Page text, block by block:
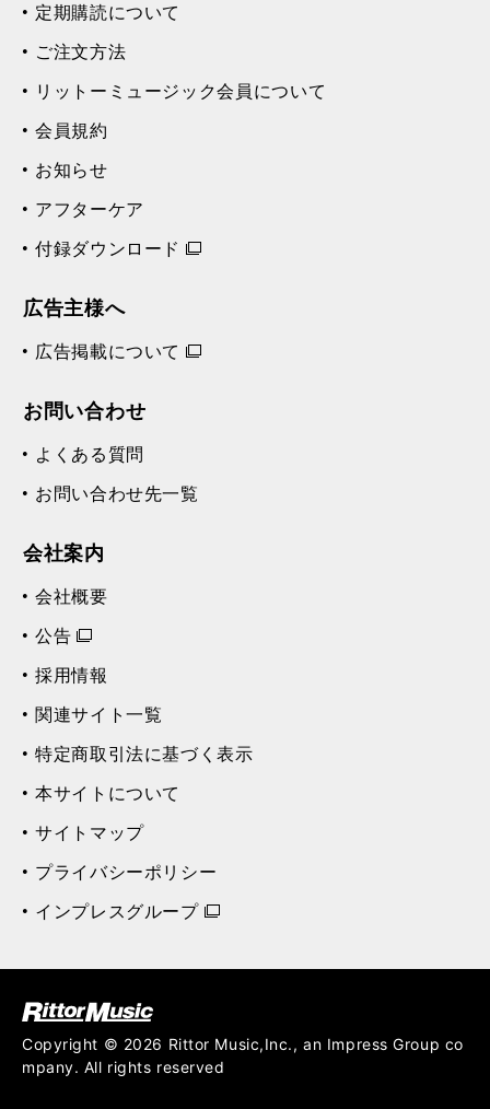
定期購読について
ご注文方法
リットーミュージック会員について
会員規約
お知らせ
アフターケア
付録ダウンロード
広告主様へ
広告掲載について
お問い合わせ
よくある質問
お問い合わせ先一覧
会社案内
会社概要
公告
採用情報
関連サイト一覧
特定商取引法に基づく表示
本サイトについて
サイトマップ
プライバシーポリシー
インプレスグループ
ジック (Rittor Musi
Copyright © 2026 Rittor Music,Inc., an Impress Group co
mpany. All rights reserved